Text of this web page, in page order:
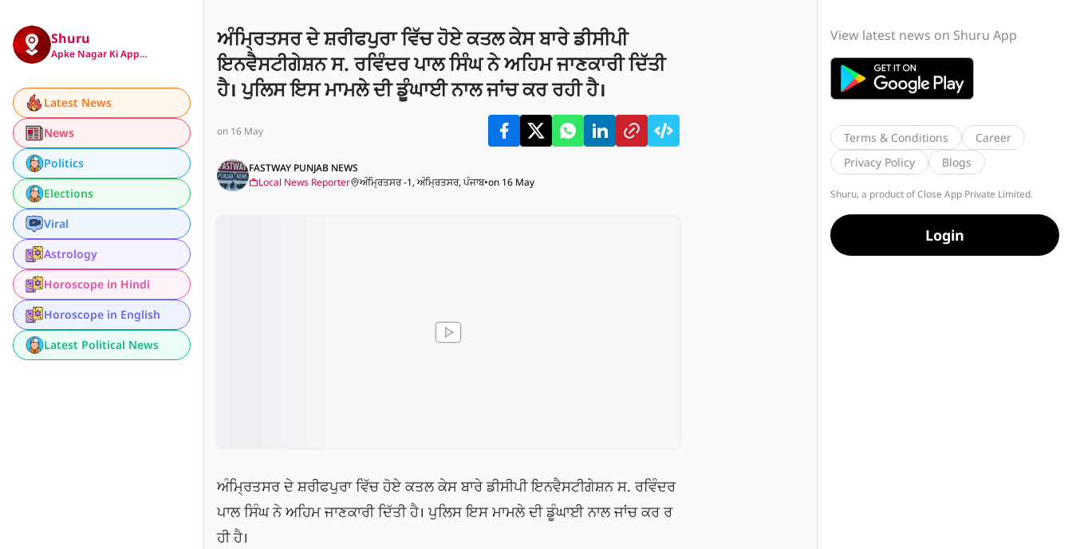
Shuru
Apke Nagar Ki App…
Latest News
News
Politics
Elections
Viral
Astrology
Horoscope in Hindi
Horoscope in English
Latest Political News
ਅੰਮ੍ਰਿਤਸਰ ਦੇ ਸ਼ਰੀਫਪੁਰਾ ਵਿੱਚ ਹੋਏ ਕਤਲ ਕੇਸ ਬਾਰੇ ਡੀਸੀਪੀ
ਇਨਵੈਸਟੀਗੇਸ਼ਨ ਸ. ਰਵਿੰਦਰ ਪਾਲ ਸਿੰਘ ਨੇ ਅਹਿਮ ਜਾਣਕਾਰੀ ਦਿੱਤੀ
ਹੈ। ਪੁਲਿਸ ਇਸ ਮਾਮਲੇ ਦੀ ਡੂੰਘਾਈ ਨਾਲ ਜਾਂਚ ਕਰ ਰਹੀ ਹੈ।
on 16 May
FASTWAY PUNJAB NEWS
Local News Reporter
ਅੰਮ੍ਰਿਤਸਰ -1, ਅੰਮ੍ਰਿਤਸਰ, ਪੰਜਾਬ•on 16 May
ਅੰਮ੍ਰਿਤਸਰ ਦੇ ਸ਼ਰੀਫਪੁਰਾ ਵਿੱਚ ਹੋਏ ਕਤਲ ਕੇਸ ਬਾਰੇ ਡੀਸੀਪੀ ਇਨਵੈਸਟੀਗੇਸ਼ਨ ਸ. ਰਵਿੰਦਰ
ਪਾਲ ਸਿੰਘ ਨੇ ਅਹਿਮ ਜਾਣਕਾਰੀ ਦਿੱਤੀ ਹੈ। ਪੁਲਿਸ ਇਸ ਮਾਮਲੇ ਦੀ ਡੂੰਘਾਈ ਨਾਲ ਜਾਂਚ ਕਰ ਰ
ਹੀ ਹੈ।
View latest news on Shuru App
Terms & Conditions
Career
Privacy Policy
Blogs
Shuru, a product of Close App Private Limited.
Login